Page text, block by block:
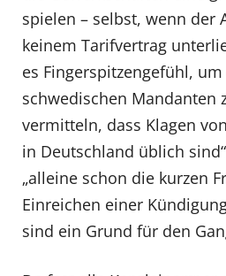
spielen – selbst, wenn der
keinem Tarifvertrag
es Fingerspitzengefühl,
schwedischen Mandanten
vermitteln, dass Klagen
in Deutschland üblich
„alleine schon die kurzen
Einreichen einer
sind ein Grund für den